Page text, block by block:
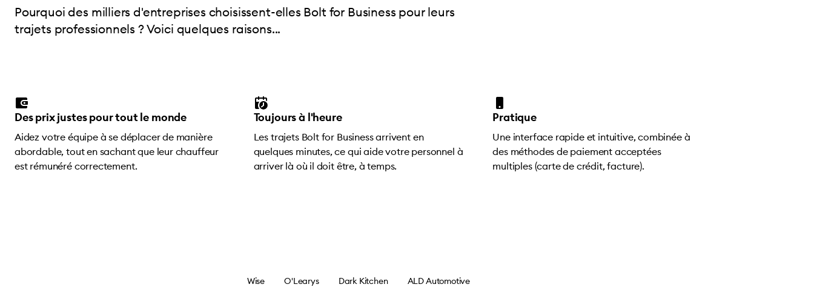
Pourquoi des milliers d'entreprises choisissent-elles Bolt for Business pour leurs
trajets professionnels ? Voici quelques raisons...
Des prix justes pour tout le monde
Aidez votre équipe à se déplacer de manière
abordable, tout en sachant que leur chauffeur
est rémunéré correctement.
Toujours à l'heure
Les trajets Bolt for Business arrivent en
quelques minutes, ce qui aide votre personnel à
arriver là où il doit être, à temps.
Pratique
Une interface rapide et intuitive, combinée à
des méthodes de paiement acceptées
multiples (carte de crédit, facture).
Wise O'Learys Dark Kitchen ALD Automotive